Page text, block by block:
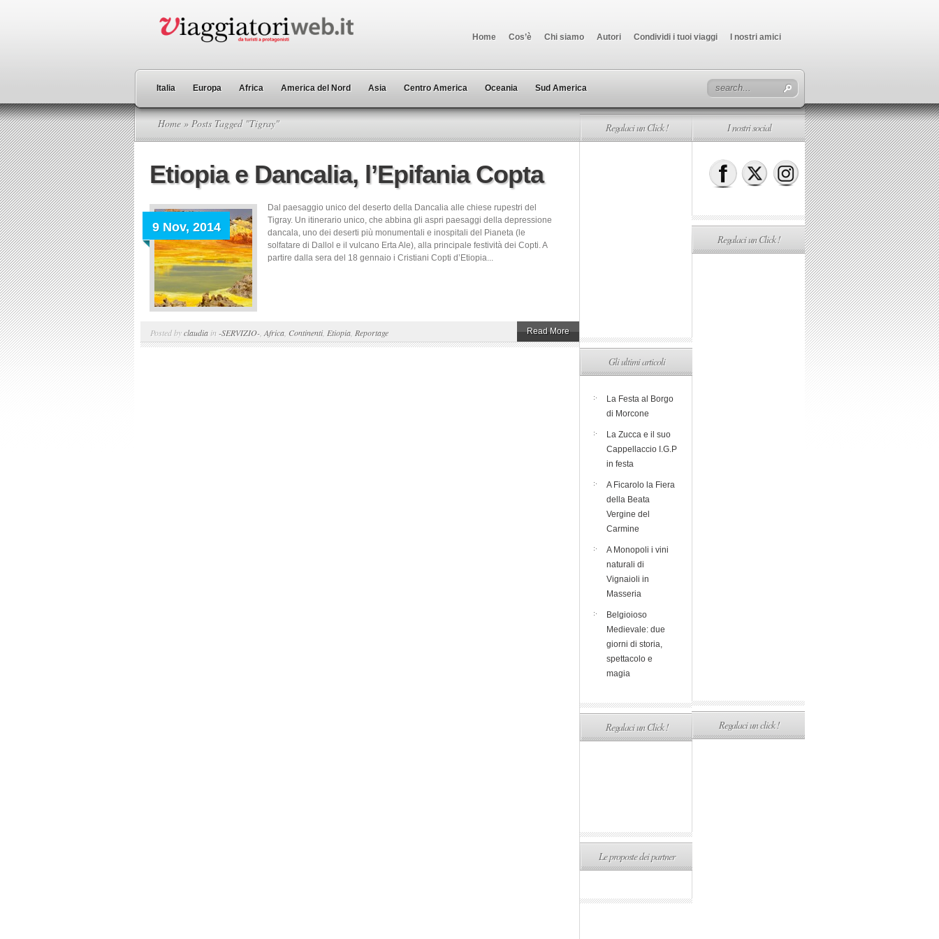
Home Cos’è Chi siamo Autori Condividi i tuoi viaggi I nostri amici
Italia Europa Africa America del Nord Asia Centro America Oceania Sud America
Home » Posts Tagged "Tigray"
Etiopia e Dancalia, l’Epifania Copta
9 Nov, 2014
Dal paesaggio unico del deserto della Dancalia alle chiese rupestri del
Tigray. Un itinerario unico, che abbina gli aspri paesaggi della depressione
dancala, uno dei deserti più monumentali e inospitali del Pianeta (le
solfatare di Dallol e il vulcano Erta Ale), alla principale festività dei Copti. A
partire dalla sera del 18 gennaio i Cristiani Copti d’Etiopia...
Posted byclaudia in -SERVIZIO- Africa Continenti, Etiopia Reportage Read More
Regalaci un Click !
Gli ultimi articoli
La Festa al Borgo
di Morcone
La Zucca e il suo
Cappellaccio I.G.P
in festa
A Ficarolo la Fiera
della Beata
Vergine del
Carmine
A Monopoli i vini
naturali di
Vignaioli in
Masseria
Belgioioso
Medievale: due
giorni di storia,
spettacolo e
magia
Regalaci un Click !
Le proposte dei partner
I nostri social
Regalaci un Click !
Regalaci un click !